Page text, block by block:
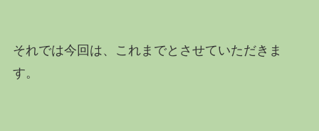
それでは今回は、これまでとさせていただきま
す。